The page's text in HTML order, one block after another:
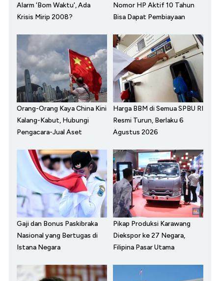
Alarm 'Bom Waktu', Ada
Krisis Mirip 2008?
Nomor HP Aktif 10 Tahun
Bisa Dapat Pembiayaan
Orang-Orang Kaya China Kini
Kalang-Kabut, Hubungi
Pengacara-Jual Aset
Harga BBM di Semua SPBU RI
Resmi Turun, Berlaku 6
Agustus 2026
Gaji dan Bonus Paskibraka
Nasional yang Bertugas di
Istana Negara
Pikap Produksi Karawang
Diekspor ke 27 Negara,
Filipina Pasar Utama